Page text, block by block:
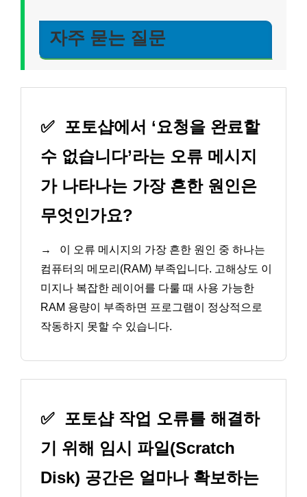
자주 묻는 질문
✅ 포토샵에서 ‘요청을 완료할
수 없습니다’라는 오류 메시지
가 나타나는 가장 흔한 원인은
무엇인가요?
→
이 오류 메시지의 가장 흔한 원인 중 하나는
컴퓨터의 메모리(RAM) 부족입니다. 고해상도 이
미지나 복잡한 레이어를 다룰 때 사용 가능한
RAM 용량이 부족하면 프로그램이 정상적으로
작동하지 못할 수 있습니다.
✅ 포토샵 작업 오류를 해결하
기 위해 임시 파일(Scratch
Disk) 공간은 얼마나 확보하는